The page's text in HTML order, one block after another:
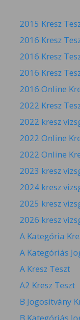
2015 Kresz
2016 Kresz
2016 Kresz
2016 Kresz
2016 Online
2022 Kresz
2022 kresz
2022 Online
2022 Online
2023 kresz
2024 kresz
2025 kresz
2026 kresz
A Kategória
A Kategóriás
A Kresz Teszt
A2 Kresz Teszt
B Jogositvány